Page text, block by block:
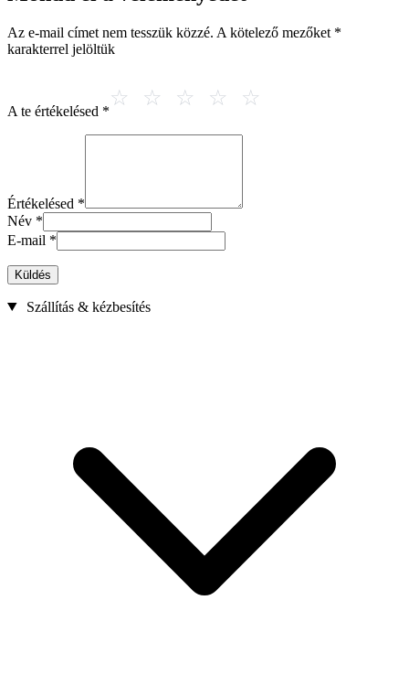
Az e-mail címet nem tesszük közzé. A kötelező mezőket *
karakterrel jelöltük
A te értékelésed *
Értékelésed *
Név *
E-mail *
Küldés
Szállítás & kézbesítés